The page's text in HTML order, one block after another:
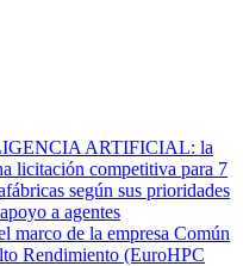
ARTIFICIAL: la
licitación competitiva para 7
según sus prioridades
a agentes
marco de la empresa Común
Rendimiento (EuroHPC